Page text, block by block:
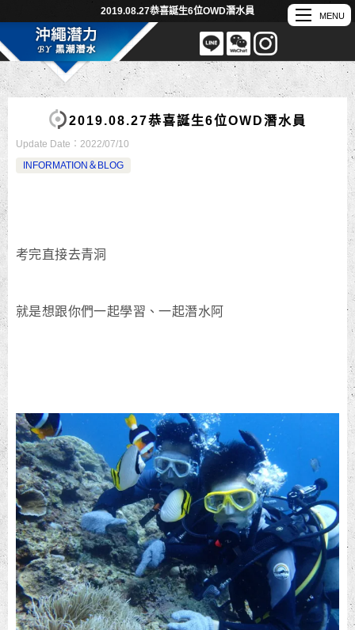
2019.08.27恭喜誕生6位OWD潛水員
2019.08.27恭喜誕生6位OWD潛水員
Update Date： 2022/07/10
INFORMATION＆BLOG
考完直接去青洞
就是想跟你們一起學習、一起潛水阿